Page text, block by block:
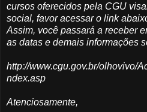
cursos oferecidos pela CGU
social, favor acessar o link
Assim, você passará a receber
as datas e demais informações
http://www.cgu.gov.br/olhovivo/
ndex.asp
Atenciosamente,